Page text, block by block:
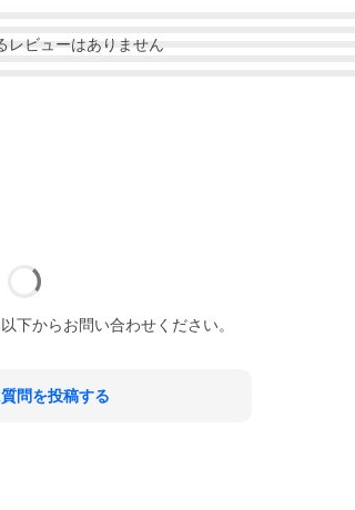
レビューはありません
下からお問い合わせください。
問を投稿する